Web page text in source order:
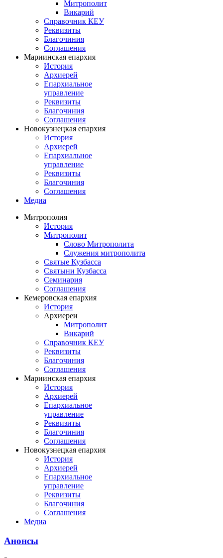
Митрополит
Викарий
Справочник КЕУ
Реквизиты
Благочиния
Соглашения
Мариинская епархия
История
Архиерей
Епархиальное
управление
Реквизиты
Благочиния
Соглашения
Новокузнецкая епархия
История
Архиерей
Епархиальное
управление
Реквизиты
Благочиния
Соглашения
Медиа
Митрополия
История
Митрополит
Слово Митрополита
Служения митрополита
Святые Кузбасса
Святыни Кузбасса
Семинария
Соглашения
Кемеровская епархия
История
Архиереи
Митрополит
Викарий
Справочник КЕУ
Реквизиты
Благочиния
Соглашения
Мариинская епархия
История
Архиерей
Епархиальное
управление
Реквизиты
Благочиния
Соглашения
Новокузнецкая епархия
История
Архиерей
Епархиальное
управление
Реквизиты
Благочиния
Соглашения
Медиа
Анонсы